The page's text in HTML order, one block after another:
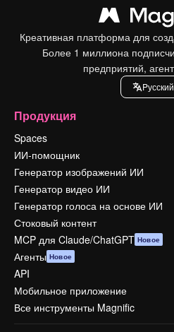
Креативная платформа для
Более 1 миллиона
предприятий,
Pусский
Продукция
Spaces
ИИ-помощник
Генератор изображений ИИ
Генератор видео ИИ
Генератор голоса на основе ИИ
Стоковый контент
MCP для Claude/ChatGPT Новое
Агенты Новое
API
Мобильное приложение
Все инструменты Magnific